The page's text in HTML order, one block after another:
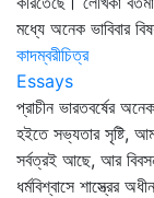
মধ্যে অনেক ভাবিবার
কাদম্বরীচিত্র
Essays
প্রাচীন ভারতবর্ষের
হইতে সভ্যতার সৃষ্টি,
সর্বত্রই আছে, আর
ধর্মবিশ্বাসে শাস্ত্রের